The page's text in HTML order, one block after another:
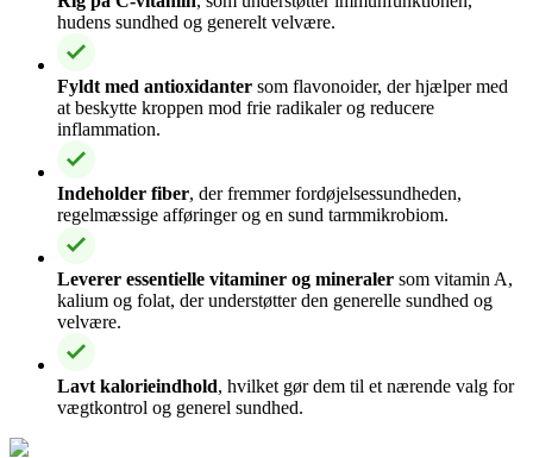
hudens sundhed og generelt velvære.
Fyldt med antioxidanter som flavonoider, der hjælper med
at beskytte kroppen mod frie radikaler og reducere
inflammation.
Indeholder fiber, der fremmer fordøjelsessundheden,
regelmæssige afføringer og en sund tarmmikrobiom.
Leverer essentielle vitaminer og mineraler som vitamin A,
kalium og folat, der understøtter den generelle sundhed og
velvære.
Lavt kalorieindhold, hvilket gør dem til et nærende valg for
vægtkontrol og generel sundhed.